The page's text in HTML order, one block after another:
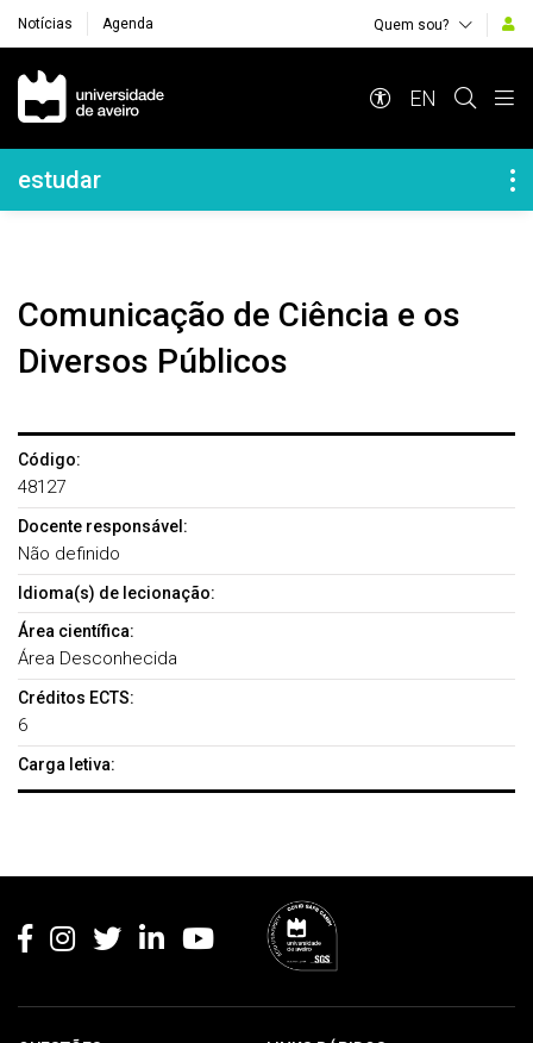
Notícias Agenda Quem sou?
Navegação Principal
EN
Navegação Lateral
estudar
Comunicação de Ciência e os
Diversos Públicos
Código:
48127
Docente responsável:
Não definido
Idioma(s) de lecionação:
Área científica:
Área Desconhecida
Créditos ECTS:
6
Carga letiva: